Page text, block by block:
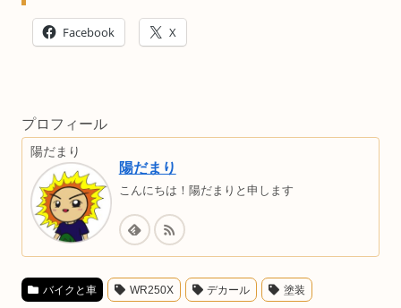
Facebook X
プロフィール
陽だまり
陽だまり
こんにちは！陽だまりと申します
バイクと車 WR250X デカール 塗装